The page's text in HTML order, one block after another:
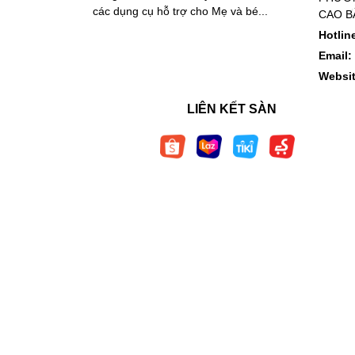
các dụng cụ hỗ trợ cho Mẹ và bé...
CAO
Email:
LIÊN KẾT SÀN